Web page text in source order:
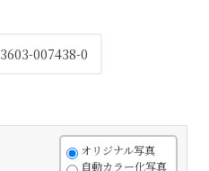
3603-007438-0
オリジナル写真
自動カラー化写真